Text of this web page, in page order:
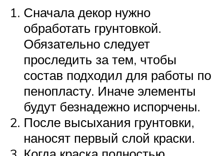
Сначала декор нужно
обработать грунтовкой.
Обязательно следует
проследить за тем, чтобы
состав подходил для работы по
пенопласту. Иначе элементы
будут безнадежно испорчены.
После высыхания грунтовки,
наносят первый слой краски.